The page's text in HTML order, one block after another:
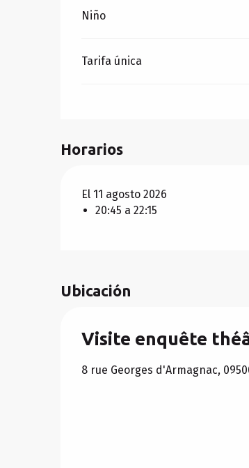
Niño
Tarifa única
Horarios
El 11 agosto 2026
20:45 a 22:15
Ubicación
Visite enquête
8 rue Georges d'Armagnac,